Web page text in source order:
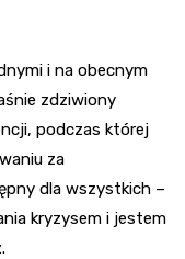
i na obecnym
zdziwiony
podczas której
za
dla wszystkich –
kryzysem i jestem